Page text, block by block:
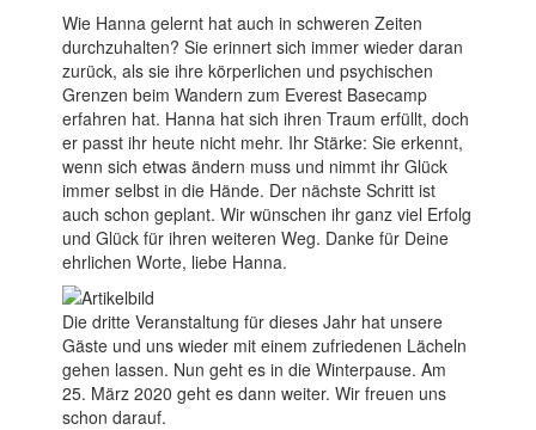
Wie Hanna gelernt hat auch in schweren Zeiten
durchzuhalten? Sie erinnert sich immer wieder daran
zurück, als sie ihre körperlichen und psychischen
Grenzen beim Wandern zum Everest Basecamp
erfahren hat. Hanna hat sich ihren Traum erfüllt, doch
er passt ihr heute nicht mehr. Ihr Stärke: Sie erkennt,
wenn sich etwas ändern muss und nimmt ihr Glück
immer selbst in die Hände. Der nächste Schritt ist
auch schon geplant. Wir wünschen ihr ganz viel Erfolg
und Glück für ihren weiteren Weg. Danke für Deine
ehrlichen Worte, liebe Hanna.
Die dritte Veranstaltung für dieses Jahr hat unsere
Gäste und uns wieder mit einem zufriedenen Lächeln
gehen lassen. Nun geht es in die Winterpause. Am
25. März 2020 geht es dann weiter. Wir freuen uns
schon darauf.